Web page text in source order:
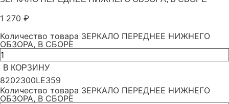
1 270 ₽
Количество товара ЗЕРКАЛО ПЕРЕДНЕЕ НИЖНЕГО
ОБЗОРА, В СБОРЕ
В КОРЗИНУ
8202300LE359
Количество товара ЗЕРКАЛО ПЕРЕДНЕЕ НИЖНЕГО
ОБЗОРА, В СБОРЕ